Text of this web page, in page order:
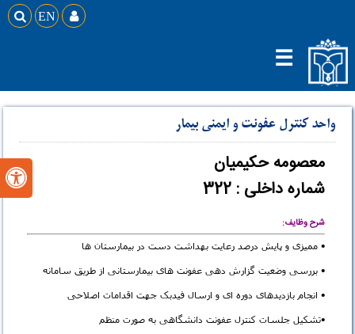
 EN 
☰
واحد کنترل عفونت و ایمنی بیمار
معصومه حکیمیان
شماره داخلی : 322
شرح وظایف:
• ممیزی و پایش درصد رعایت بهداشت دست در بیمارستان ها
• بررسی وضعیت گزارش دهی عفونت های بیمارستانی از طریق سامانه
• انجام بازدیدهای دوره ای و ارسال فیدبک جهت اقدامات اصلاحی
•تشکیل جلسات کنترل عفونت دانشگاهی به صورت منظم
